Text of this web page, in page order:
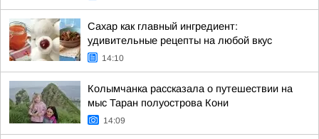
Сахар как главный ингредиент:
удивительные рецепты на любой вкус
14:10
Колымчанка рассказала о путешествии на
мыс Таран полуострова Кони
14:09